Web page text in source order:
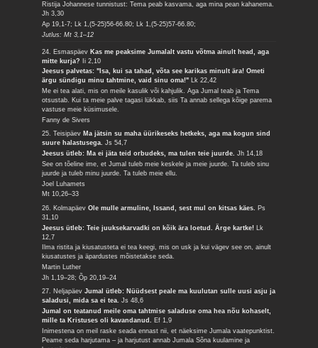
Ristija Johannese tunnistust: Tema peab kasvama, aga mina pean kahanema.
Jh 3,30
Ap 19,1-7; Lk 1,(5-25)56-66.80; Lk 1,(5-25)57-66.80;
Jutlus: Mt 3,1–12
24. Esmaspäev Kas me peaksime Jumalalt vastu võtma ainult head, aga
mitte kurja?
Ii 2,10
Jeesus palvetas: "Isa, kui sa tahad, võta see karikas minult ära! Ometi
ärgu sündigu minu tahtmine, vaid sinu oma!" Lk 22,42
Me ei tea alati, mis on meile kasulik või kahjulik. Aga Jumal teab ja Tema
otsustab. Kui ta meie palve tagasi lükkab, siis Ta annab sellega kõige parema
vastuse meie küsimusele.
Fanny de Sivers
25. Teisipäev Ma jätsin su maha üürikeseks hetkeks, aga ma kogun sind
suure halastusega.Js 54,7
Jeesus ütleb: Ma ei jäta teid orbudeks, ma tulen teie juurde.Jh 14,18
See on tõeline ime, et Jumal tuleb meie keskele ja meie juurde. Ta tuleb sinu
juurde ja tuleb minu juurde. Ta tuleb meie ellu.
Joel Luhamets
Mt 10,26–33
26. KolmapäevOle mulle armuline, Issand, sest mul on kitsas käes. Ps
31,10
Jeesus ütleb: Teie juuksekarvadki on kõik ära loetud. Ärge kartke!
Lk
12,7
Ilma ristita ja kiusatusteta ei tea keegi, mis on usk ja kui vägev see on, ainult
kiusatustes ja äpardustes mõistetakse seda.
Martin Luther
Jh 1,19–28; Õp 20,19–24
27. NeljapäevJumal ütleb: Nüüdsest peale ma kuulutan sulle uusi asju ja
saladusi, mida sa ei tea.Js 48,6
Jumal on teatanud meile oma tahtmise saladuse oma hea nõu kohaselt,
mille ta Kristuses oli kavandanud. Ef 1,9
Inimestena on meil raske seada ennast nii, et näeksime Jumala vaatepunktist.
Peame seda harjutama – ja harjutust annab Jumala Sõna kuulamine ja